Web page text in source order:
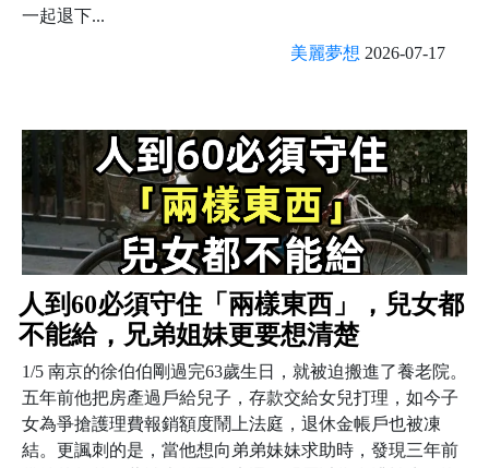
一起退下...
美麗夢想 2026-07-17
人到60必須守住「兩樣東西」，兒女都
不能給，兄弟姐妹更要想清楚
1/5 南京的徐伯伯剛過完63歲生日，就被迫搬進了養老院。
五年前他把房產過戶給兒子，存款交給女兒打理，如今子
女為爭搶護理費報銷額度鬧上法庭，退休金帳戶也被凍
結。更諷刺的是，當他想向弟弟妹妹求助時，發現三年前